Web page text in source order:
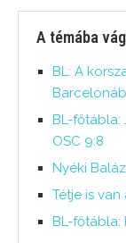
A témába vág
BL: A
BL-főtábla:
OSC 9:8
Nyéki
Tétje is
BL-főtábla: